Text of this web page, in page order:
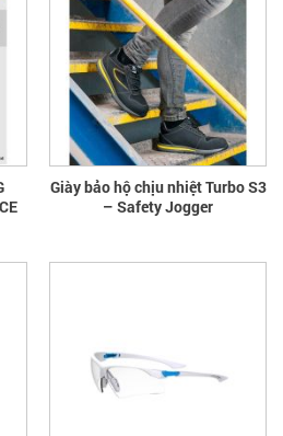
Giày bảo hộ chịu nhiệt Turbo S3
– Safety Jogger